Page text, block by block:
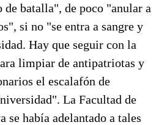
de batalla", de poco "anular a
si no "se entra a sangre y
Hay que seguir con la
limpiar de antipatriotas y
el escalafón de
La Facultad de
se había adelantado a tales